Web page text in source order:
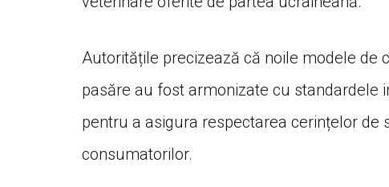
Autoritățile precizează că noile modele de
pasăre au fost armonizate cu standardele
pentru a asigura respectarea cerințelor
consumatorilor.